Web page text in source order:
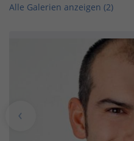
Alle Galerien anzeigen (2)